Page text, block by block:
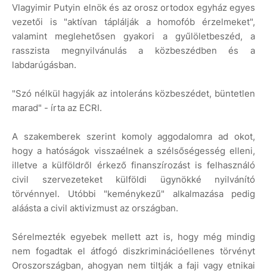
Vlagyimir Putyin elnök és az orosz ortodox egyház egyes
vezetői is "aktívan táplálják a homofób érzelmeket",
valamint meglehetősen gyakori a gyűlöletbeszéd, a
rasszista megnyilvánulás a közbeszédben és a
labdarúgásban.
"Szó nélkül hagyják az intoleráns közbeszédet, büntetlen
marad" - írta az ECRI.
A szakemberek szerint komoly aggodalomra ad okot,
hogy a hatóságok visszaélnek a szélsőségesség elleni,
illetve a külföldről érkező finanszírozást is felhasználó
civil szervezeteket külföldi ügynökké nyilvánító
törvénnyel. Utóbbi "keménykezű" alkalmazása pedig
aláásta a civil aktivizmust az országban.
Sérelmezték egyebek mellett azt is, hogy még mindig
nem fogadtak el átfogó diszkriminációellenes törvényt
Oroszországban, ahogyan nem tiltják a faji vagy etnikai